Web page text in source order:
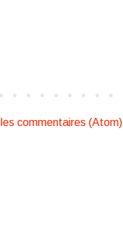
les commentaires (Atom)